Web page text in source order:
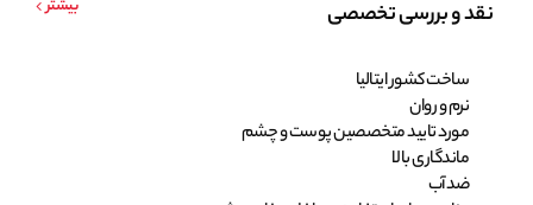
نقد و بررسی تخصصی بیشتر
ساخت کشور ایتالیا
نرم و روان
مورد تایید متخصصین پوست و چشم
ماندگاری بالا
ضد آب